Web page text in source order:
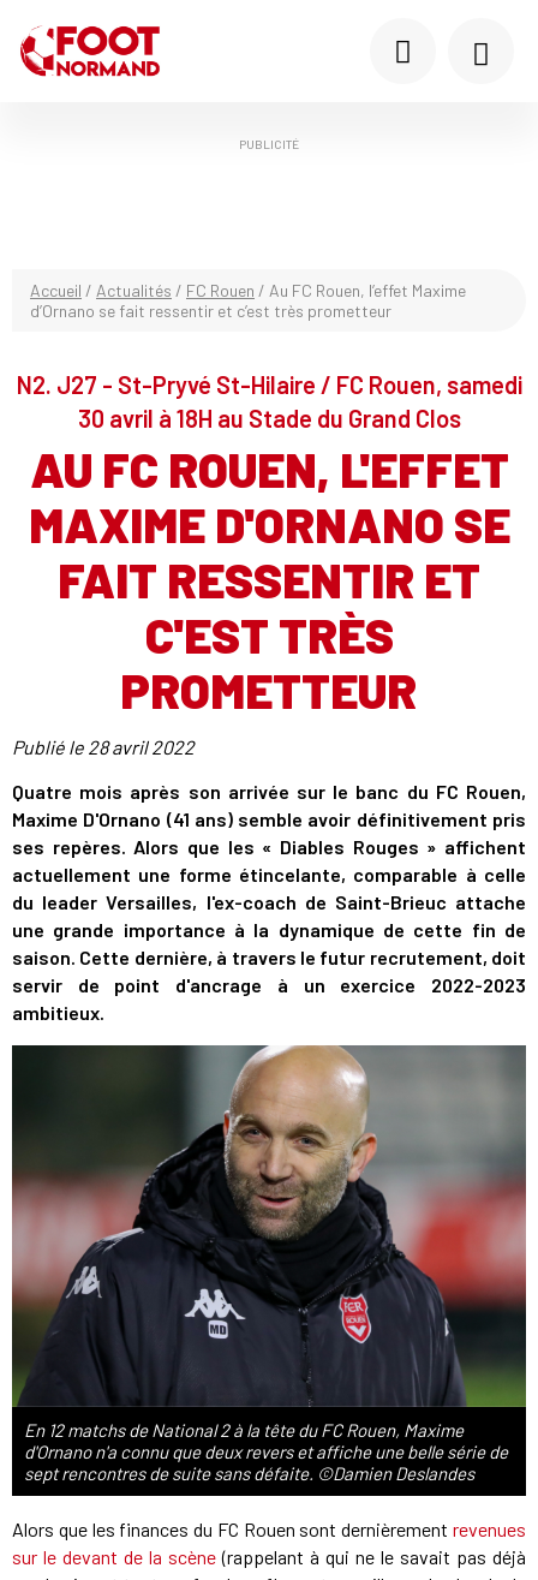
PUBLICITÉ
Accueil / Actualités / FC Rouen / Au FC Rouen, l’effet Maxime
d’Ornano se fait ressentir et c’est très prometteur
N2. J27 - St-Pryvé St-Hilaire / FC Rouen, samedi
30 avril à 18H au Stade du Grand Clos
AU FC ROUEN, L'EFFET
MAXIME D'ORNANO SE
FAIT RESSENTIR ET
C'EST TRÈS
PROMETTEUR
Publié le 28 avril 2022
Quatre mois après son arrivée sur le banc du FC Rouen,
Maxime D'Ornano (41 ans) semble avoir définitivement pris
ses repères. Alors que les « Diables Rouges » affichent
actuellement une forme étincelante, comparable à celle
du leader Versailles, l'ex-coach de Saint-Brieuc attache
une grande importance à la dynamique de cette fin de
saison. Cette dernière, à travers le futur recrutement, doit
servir de point d'ancrage à un exercice 2022-2023
ambitieux.
En 12 matchs de National 2 à la tête du FC Rouen, Maxime
d'Ornano n'a connu que deux revers et affiche une belle série de
sept rencontres de suite sans défaite. ©Damien Deslandes
Alors que les finances du FC Rouen sont dernièrement revenues
sur le devant de la scène (rappelant à qui ne le savait pas déjà